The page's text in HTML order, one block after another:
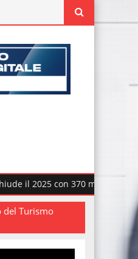
con 370 milioni di ricavi
del Turismo